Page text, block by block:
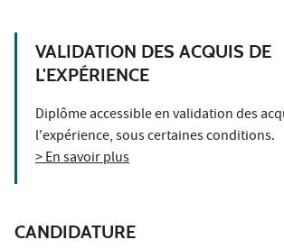
VALIDATION DES ACQUIS DE
L'EXPÉRIENCE
Diplôme accessible en validation des
l'expérience, sous certaines conditions.
> En savoir plus
CANDIDATURE